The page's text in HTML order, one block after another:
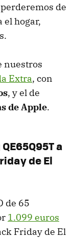
de
el hogar,
nuestros
Extra, con
, y el de
de Apple.
a
de El
de 65
1.099 euros
Friday de El